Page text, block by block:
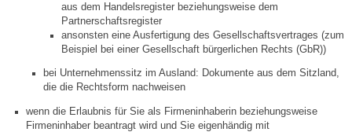
aus dem Handelsregister beziehungsweise dem
Partnerschaftsregister
ansonsten eine Ausfertigung des Gesellschaftsvertrages (zum
Beispiel bei einer Gesellschaft bürgerlichen Rechts (GbR))
bei Unternehmenssitz im Ausland: Dokumente aus dem Sitzland,
die die Rechtsform nachweisen
wenn die Erlaubnis für Sie als Firmeninhaberin beziehungsweise
Firmeninhaber beantragt wird und Sie eigenhändig mit